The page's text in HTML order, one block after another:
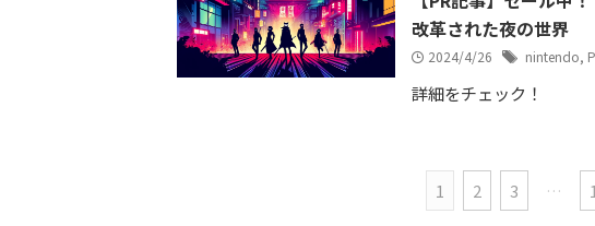
改革された夜の世界
2024/4/26 nintendo,
詳細をチェック！
1 2 3 …